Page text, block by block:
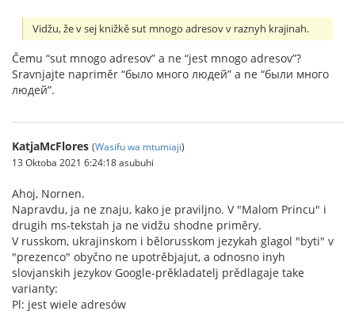
Vidžu, že v sej knižkě sut mnogo adresov v raznyh krajinah.
Čemu “sut mnogo adresov” a ne “jest mnogo adresov”?
Sravnjajte napriměr “было много людей” a ne “были много
людей”.
KatjaMcFlores (Wasifu wa mtumiaji)
13 Oktoba 2021 6:24:18 asubuhi
Ahoj, Nornen.
Napravdu, ja ne znaju, kako je praviljno. V "Malom Princu" i
drugih ms-tekstah ja ne vidžu shodne priměry.
V russkom, ukrajinskom i bělorusskom jezykah glagol "byti" v
"prezenco" obyčno ne upotrěbjajut, a odnosno inyh
slovjanskih jezykov Google-prěkladatelj prědlagaje take
varianty:
Pl: jest wiele adresów